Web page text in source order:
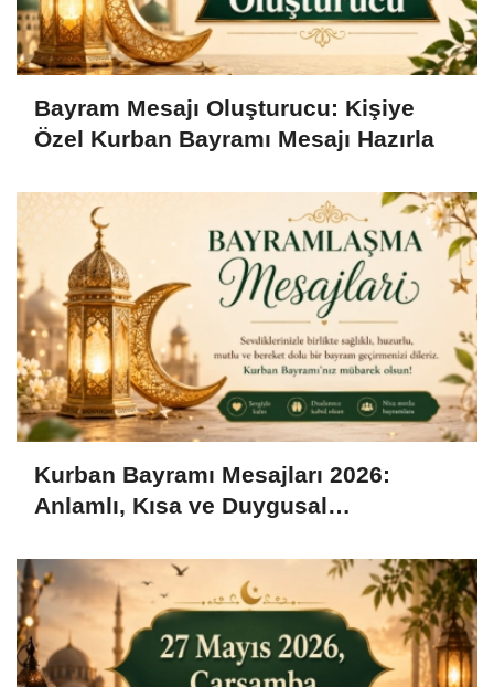
Bayram Mesajı Oluşturucu: Kişiye
Özel Kurban Bayramı Mesajı Hazırla
Kurban Bayramı Mesajları 2026:
Anlamlı, Kısa ve Duygusal